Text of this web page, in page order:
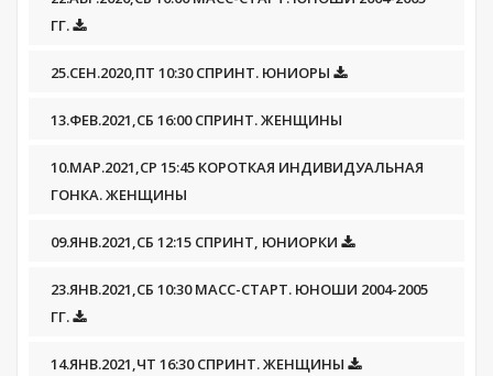
ГГ.
25.СЕН.2020,ПТ 10:30 СПРИНТ. ЮНИОРЫ
13.ФЕВ.2021,СБ 16:00 СПРИНТ. ЖЕНЩИНЫ
10.МАР.2021,СР 15:45 КОРОТКАЯ ИНДИВИДУАЛЬНАЯ
ГОНКА. ЖЕНЩИНЫ
09.ЯНВ.2021,СБ 12:15 СПРИНТ, ЮНИОРКИ
23.ЯНВ.2021,СБ 10:30 МАСС-СТАРТ. ЮНОШИ 2004-2005
ГГ.
14.ЯНВ.2021,ЧТ 16:30 СПРИНТ. ЖЕНЩИНЫ